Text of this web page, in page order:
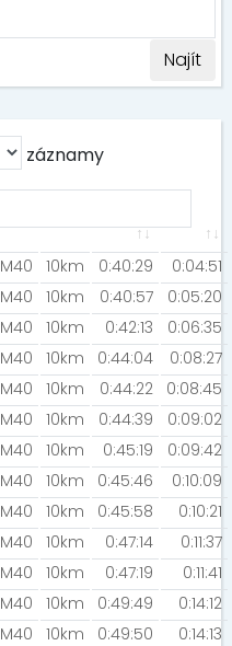
Najít
záznamy
M40 10km 0:40:29
0:04:51
M40 10km 0:40:57
0:05:20
M40 10km 0:42:13
0:06:35
M40 10km 0:44:04
0:08:27
M40 10km 0:44:22
0:08:45
M40 10km 0:44:39
0:09:02
M40 10km 0:45:19
0:09:42
M40 10km 0:45:46
0:10:09
M40 10km 0:45:58
0:10:21
M40 10km 0:47:14
0:11:37
M40 10km 0:47:19
0:11:41
M40 10km 0:49:49
0:14:12
M40 10km 0:49:50
0:14:13